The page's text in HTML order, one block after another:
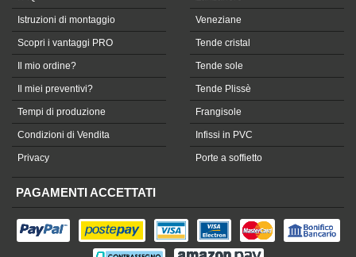
Istruzioni di montaggio
Scopri i vantaggi PRO
Il mio ordine?
Il miei preventivi?
Tempi di produzione
Condizioni di Vendita
Privacy
Veneziane
Tende cristal
Tende sole
Tende Plissè
Frangisole
Infissi in PVC
Porte a soffietto
PAGAMENTI ACCETTATI